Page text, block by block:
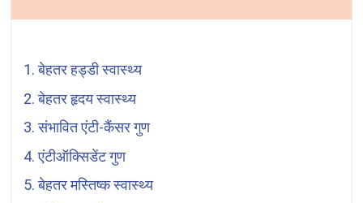
1. बेहतर हड्डी स्वास्थ्य
2. बेहतर हृदय स्वास्थ्य
3. संभावित एंटी-कैंसर गुण
4. एंटीऑक्सिडेंट गुण
5. बेहतर मस्तिष्क स्वास्थ्य